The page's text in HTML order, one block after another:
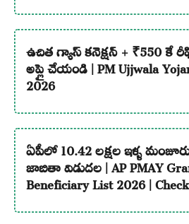
ఉచిత గ్యాస్ కనెక్షన్ + ₹550 కే
అప్లై చేయండి | PM Ujjwala
2026
ఏపీలో 10.42 లక్షల ఇళ్ళ
జాబితా విడుదల | AP PMAY
Beneficiary List 2026 |